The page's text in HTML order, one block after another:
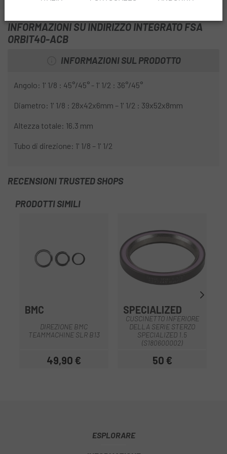
INFORMAZIONI SU INDIRIZZO INTEGRATO FSA
ORBIT40-ACB
INFORMAZIONI SUL PRODOTTO
Angolo: 1' 1/8 : 45°/45° - 1' 1/2 : 36°/45°
Diametro: 1' 1/8 : 28x42x6mm – 1' 1/2 : 39x52x8mm
Altezza totale: 16.3 mm
Tubo di direzione: 1' 1/8 – 1' 1/2
RECENSIONI TRUSTED SHOPS
PRODOTTI SIMILI
BMC
DIREZIONE BMC
TEAMMACHINE SLR B13
Prezzo
49,90 €
SPECIALIZED
CUSCINETTO INFERIORE
DELLA SERIE STERZO
SPECIALIZED 1.5
(S180600002)
Prezzo
50 €
ESPLORARE